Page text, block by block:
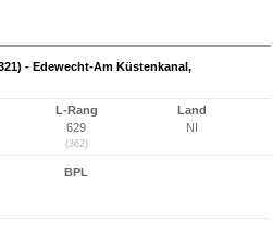
- Edewecht-Am Küstenkanal,
L-Rang
629
(362)
Land
NI
BPL